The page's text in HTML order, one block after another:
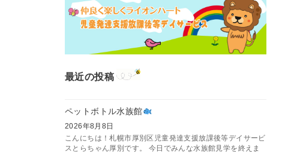
最近の投稿
ペットボトル水族館
2026年8月8日
こんにちは！札幌市厚別区児童発達支援放課後等デイサービ
スとらちゃん厚別です。 今日でみんな水族館見学を終えま